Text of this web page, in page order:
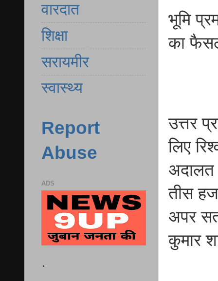
भूमि
का
उत्तर
लिए
अदालत
तीस
अपर
कुमार
वारदात
शिक्षा
सरायमीर
स्वास्थ्य
Report
Abuse
ADS
.